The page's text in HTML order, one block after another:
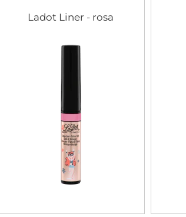
Ladot Liner - rosa